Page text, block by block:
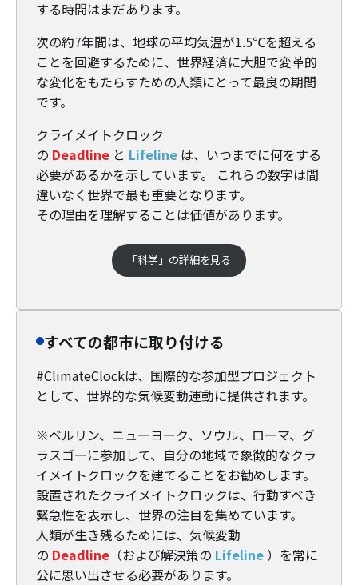
する時間はまだあります。
次の約7年間は、地球の平均気温が1.5℃を超える
ことを回避するために、世界経済に大胆で変革的
な変化をもたらすための人類にとって最良の期間
です。
クライメイトクロック
の Deadline と Lifeline は、いつまでに何をする
必要があるかを示しています。 これらの数字は間
違いなく世界で最も重要となります。
その理由を理解することは価値があります。
「科学」の詳細を見る
すべての都市に取り付ける
#ClimateClockは、国際的な参加型プロジェクト
として、世界的な気候変動運動に提供されます。
※ベルリン、ニューヨーク、ソウル、ローマ、グ
ラスゴーに参加して、自分の地域で象徴的なクラ
イメイトクロックを建てることをお勧めします。
設置されたクライメイトクロックは、行動すべき
緊急性を表示し、世界の注目を集めています。
人類が生き残るためには、気候変動
の Deadline （および解決策の Lifeline ）を常に
公に思い出させる必要があります。